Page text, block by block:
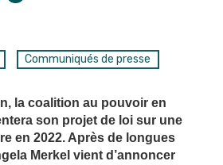
Communiqués de presse
la coalition au pouvoir en
son projet de loi sur une
en 2022. Après de longues
Merkel vient d’annoncer